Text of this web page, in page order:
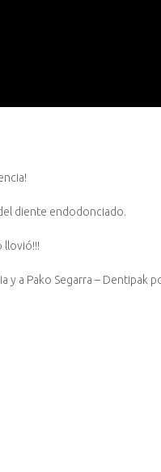
diente endodonciado.
llovió!!!
y a Pako Segarra – Dentipak